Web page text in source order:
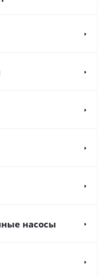
насосы